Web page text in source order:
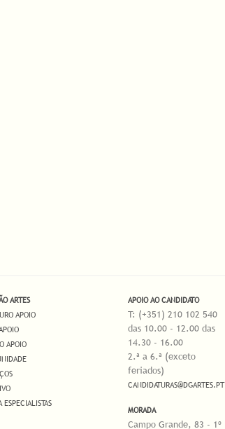
ARTES
APOIO
APOIO
ESPECIALISTAS
APOIO AO CANDIDATO
T: (+351) 210 102 540
das 10.00 - 12.00 das
14.30 - 16.00
2.ª a 6.ª (exceto
feriados)
CANDIDATURAS@DGARTES.PT
MORADA
Campo Grande, 83 - 1º